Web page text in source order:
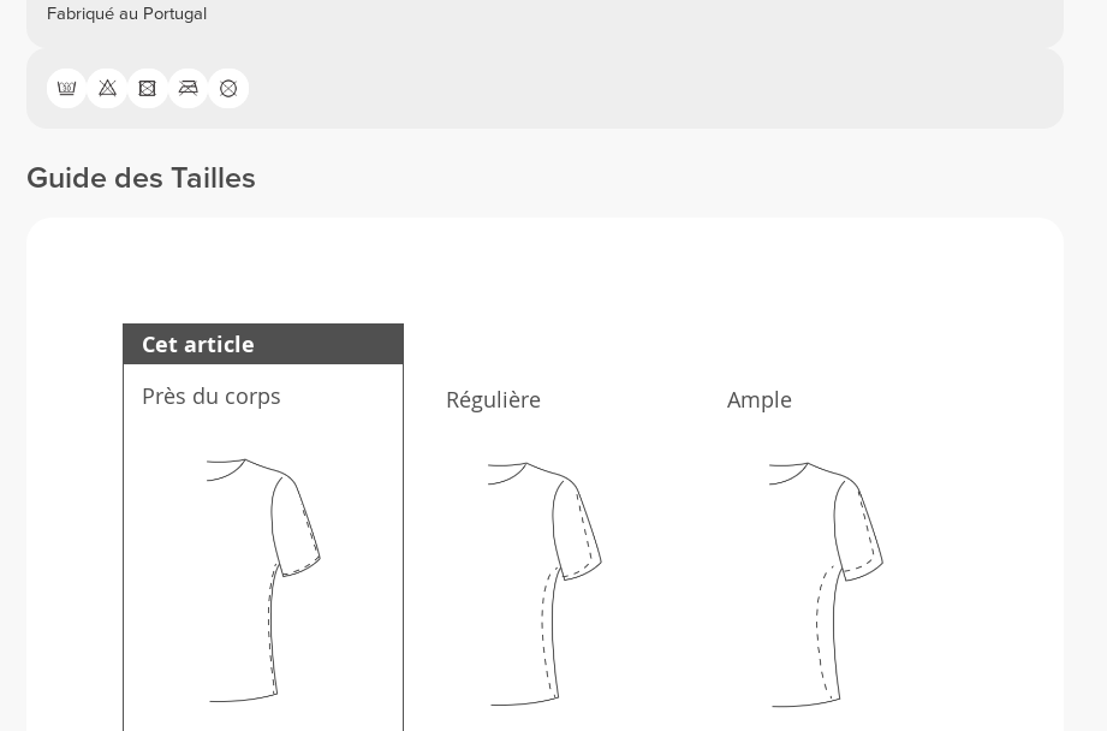
Fabriqué au Portugal
Guide des Tailles
Cet article
Près du corps Régulière Ample